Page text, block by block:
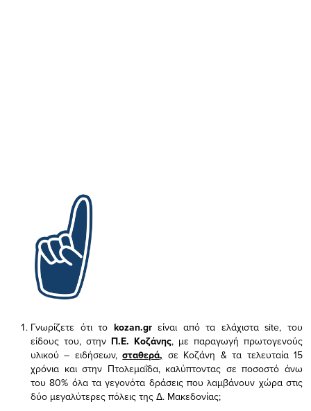
Γνωρίζετε ότι το kozan.gr είναι από τα ελάχισταsite, του
είδους του, στην Π.Ε. Κοζάνης, με παραγωγή πρωτογενούς
υλικού – ειδήσεων,σταθερά, σε Κοζάνη & τα τελευταία 15
χρόνια και στην Πτολεμαΐδα, καλύπτοντας σε ποσοστό άνω
του 80% όλα τα γεγονότα δράσεις που λαμβάνουν χώρα στις
δύο μεγαλύτερες πόλεις της Δ. Μακεδονίας;